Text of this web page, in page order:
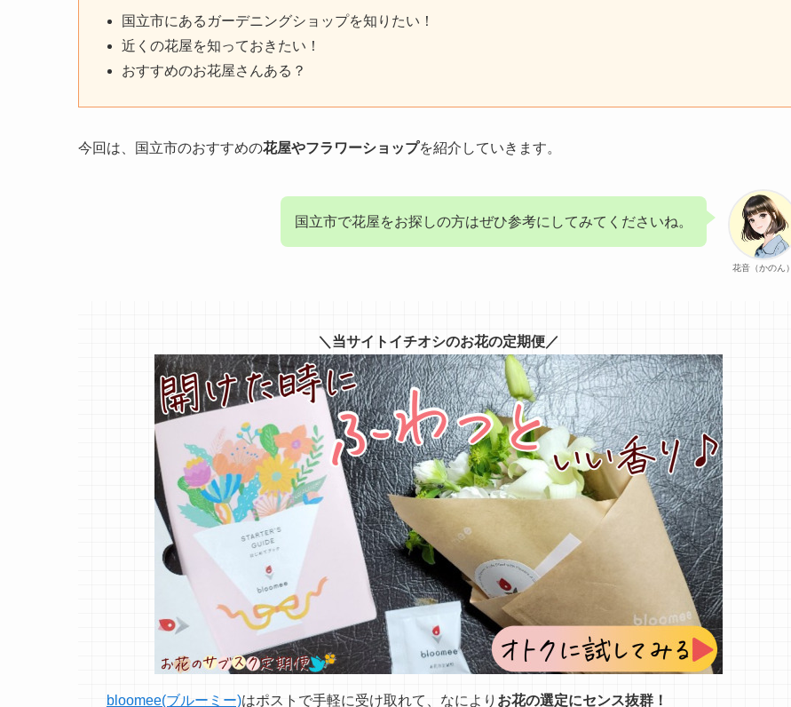
国立市にあるガーデニングショップを知りたい！
近くの花屋を知っておきたい！
おすすめのお花屋さんある？
今回は、国立市のおすすめの花屋やフラワーショップを紹介していきます。
花音（かのん）
国立市で花屋をお探しの方はぜひ参考にしてみてくださいね。
＼当サイトイチオシのお花の定期便／
bloomee(ブルーミー)はポストで手軽に受け取れて、なにより お花の選定にセンス抜群！